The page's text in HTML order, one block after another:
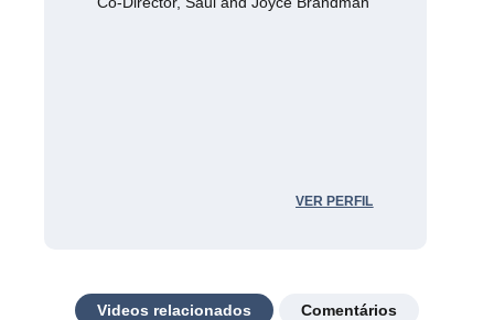
VER PERFIL
Videos relacionados Comentários